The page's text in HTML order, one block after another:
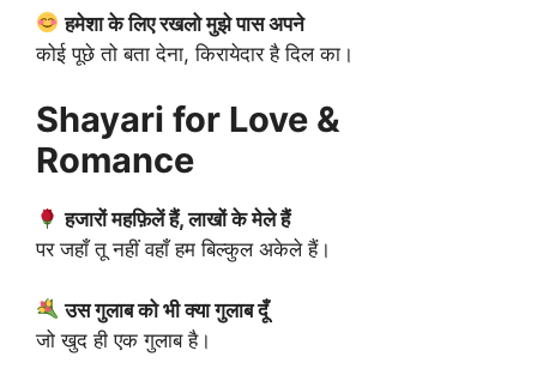
हमेशा के लिए रखलो मुझे पास अपने
कोई पूछे तो बता देना, किरायेदार है दिल का।
Shayari for Love &
Romance
हजारों महफ़िलें हैं, लाखों के मेले हैं
पर जहाँ तू नहीं वहाँ हम बिल्कुल अकेले हैं।
उस गुलाब को भी क्या गुलाब दूँ
जो खुद ही एक गुलाब है।